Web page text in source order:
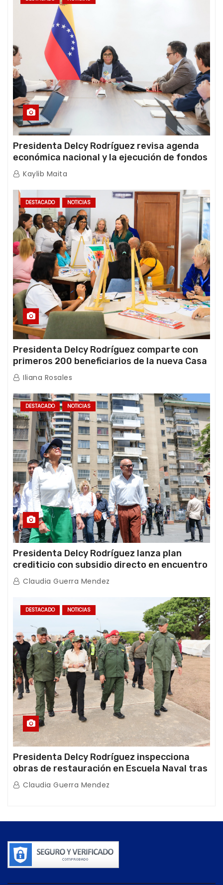
Presidenta Delcy Rodríguez revisa agenda
económica nacional y la ejecución de fondos
de emergencia post-sismos
Kaylib Maita
DESTACADO NOTICIAS
Presidenta Delcy Rodríguez comparte con
primeros 200 beneficiarios de la nueva Casa
de los Abuelos “La Primavera” en Caracas
Iliana Rosales
DESTACADO NOTICIAS
Presidenta Delcy Rodríguez lanza plan
crediticio con subsidio directo en encuentro
con Juntas de Condominio
Claudia Guerra Mendez
DESTACADO NOTICIAS
Presidenta Delcy Rodríguez inspecciona
obras de restauración en Escuela Naval tras
afectaciones sísmicas en La Guaira
Claudia Guerra Mendez